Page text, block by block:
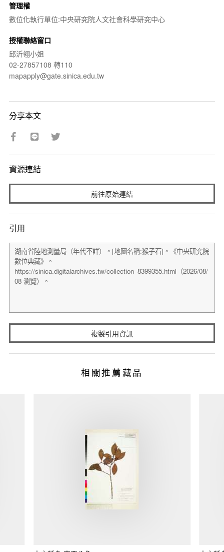
管理權
數位化執行單位:中央研究院人文社會科學研究中心
授權聯絡窗口
邱沂翎小姐
02-27857108 轉110
mapapply@gate.sinica.edu.tw
分享本文
資源連結
前往原始連結
引用
複製引用資訊
相關推薦藏品